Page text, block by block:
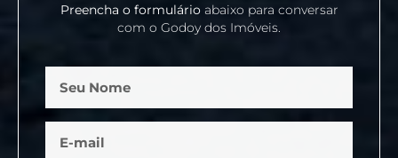
Preencha o formulárioabaixo para conversar
com o Godoy dos Imóveis.